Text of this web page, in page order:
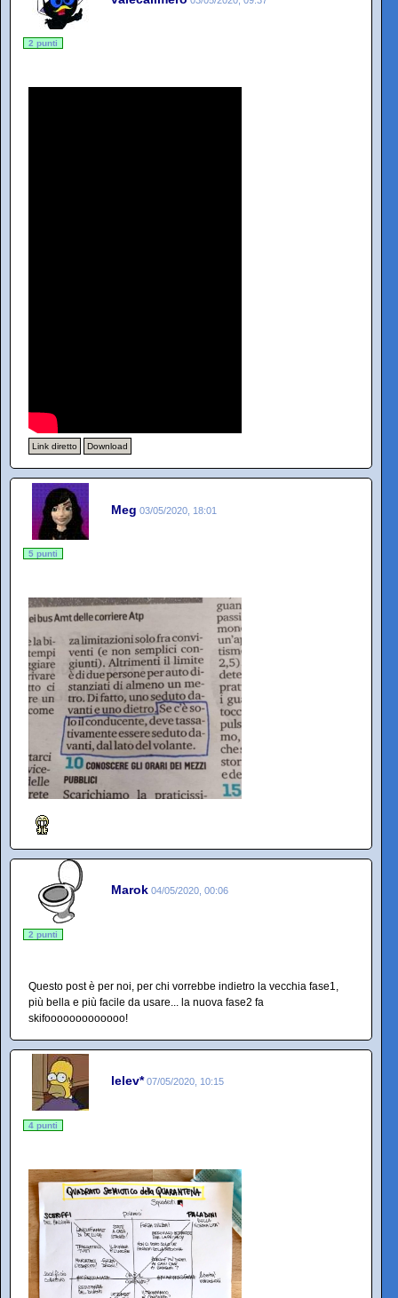
2 punti
Link diretto Download
Meg 03/05/2020, 18:01
5 punti
Marok 04/05/2020, 00:06
2 punti
Questo post è per noi, per chi vorrebbe indietro la vecchia fase1,
più bella e più facile da usare... la nuova fase2 fa
skifooooooooooooo!
lelev* 07/05/2020, 10:15
4 punti